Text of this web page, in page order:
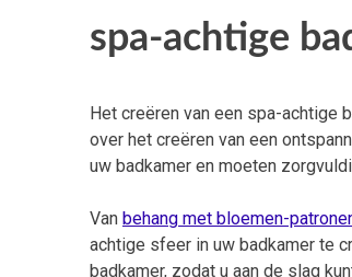
spa-achtige
Het creëren van een spa-achtige
over het creëren van een
uw badkamer en moeten
Van behang met bloemen-
achtige sfeer in uw badkamer te
badkamer, zodat u aan de slag